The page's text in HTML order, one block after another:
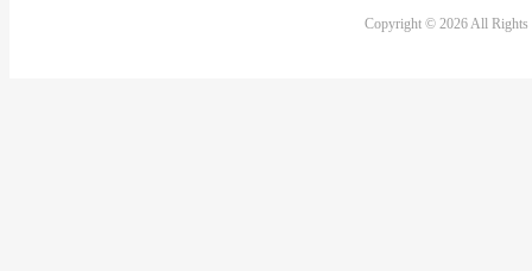
Copyright © 2026 All